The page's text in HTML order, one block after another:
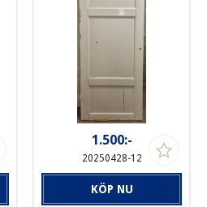
1.500:-
20250428-12
KÖP NU